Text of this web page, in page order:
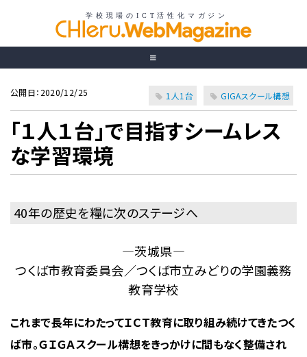
公開日：2020/12/25 1人1台 GIGAスクール構想
「１人１台」で目指すシームレス
な学習環境
40年の歴史を糧に次のステージへ
―茨城県―
つくば市教育委員会／つくば市立みどりの学園義務
教育学校
これまで長年にわたってＩＣＴ教育に取り組み続けてきたつく
ば市。ＧＩＧＡスクール構想をきっかけに間もなく整備され